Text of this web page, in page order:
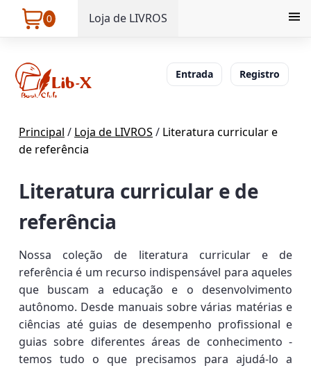
0 Loja de LIVROS
Entrada Registro
Principal / Loja de LIVROS / Literatura curricular e
de referência
Literatura curricular e de
referência
Nossa coleção de literatura curricular e de
referência é um recurso indispensável para aqueles
que buscam a educação e o desenvolvimento
autônomo. Desde manuais sobre várias matérias e
ciências até guias de desempenho profissional e
guias sobre diferentes áreas de conhecimento -
temos tudo o que precisamos para ajudá-lo a